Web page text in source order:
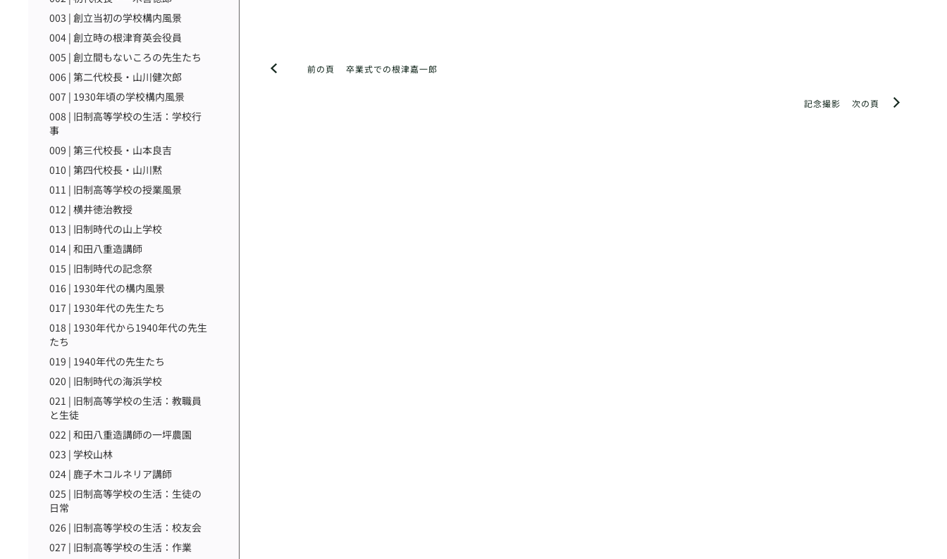
003 | 創立当初の学校構内風景
004 | 創立時の根津育英会役員
005 | 創立間もないころの先生たち
006 | 第二代校長・山川健次郎
007 | 1930年頃の学校構内風景
008 | 旧制高等学校の生活：学校行
事
009 | 第三代校長・山本良吉
010 | 第四代校長・山川黙
011 | 旧制高等学校の授業風景
012 | 横井徳治教授
013 | 旧制時代の山上学校
014 | 和田八重造講師
015 | 旧制時代の記念祭
016 | 1930年代の構内風景
017 | 1930年代の先生たち
018 | 1930年代から1940年代の先生
たち
019 | 1940年代の先生たち
020 | 旧制時代の海浜学校
021 | 旧制高等学校の生活：教職員
と生徒
022 | 和田八重造講師の一坪農園
023 | 学校山林
024 | 鹿子木コルネリア講師
025 | 旧制高等学校の生活：生徒の
日常
026 | 旧制高等学校の生活：校友会
027 | 旧制高等学校の生活：作業
前の頁 卒業式での根津嘉一郎
次の頁
記念撮影